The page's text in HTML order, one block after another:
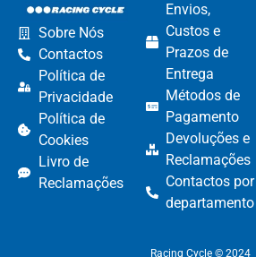
Sobre Nós
Contactos
Política de
Privacidade
Política de
Cookies
Livro de
Reclamações
Envios,
Custos e
Prazos de
Entrega
Métodos de
Pagamento​
Devoluções e
Reclamações​
Contactos por
departamento​
Racing Cycle © 2024